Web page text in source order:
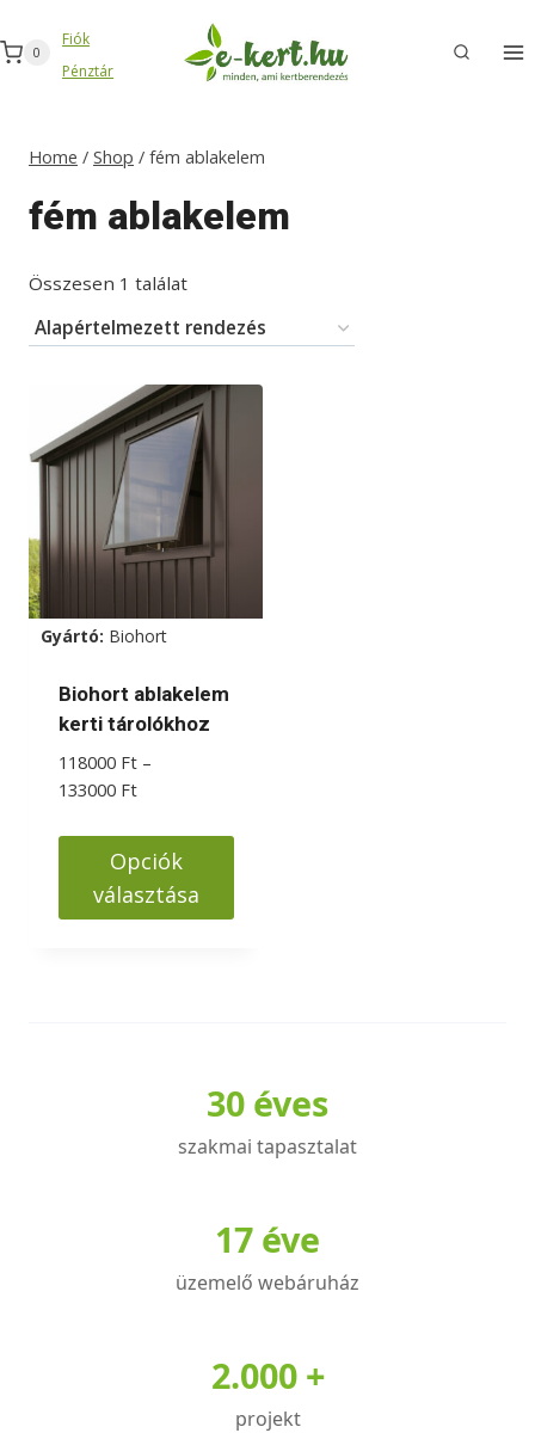
to
content
0
Fiók
Pénztár
Home / Shop / fém ablakelem
fém ablakelem
Összesen 1 találat
Gyártó: Biohort
Biohort ablakelem
kerti tárolókhoz
118000 Ft –
133000 FtÁrtartomány:
-
133000 Ft
Opciók
választása
30 éves
szakmai tapasztalat
17 éve
üzemelő webáruház
2.000 +
projekt